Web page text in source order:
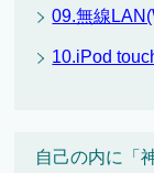
09.無線
10.iPod
自己の内に「